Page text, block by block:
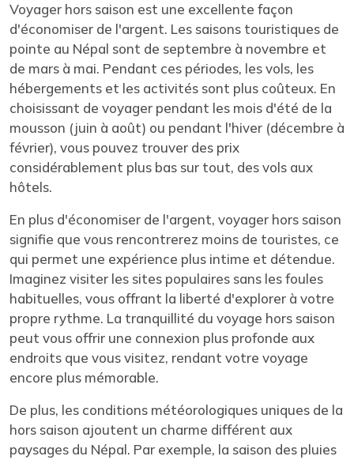
Voyager hors saison est une excellente façon
d'économiser de l'argent. Les saisons touristiques de
pointe au Népal sont de septembre à novembre et
de mars à mai. Pendant ces périodes, les vols, les
hébergements et les activités sont plus coûteux. En
choisissant de voyager pendant les mois d'été de la
mousson (juin à août) ou pendant l'hiver (décembre à
février), vous pouvez trouver des prix
considérablement plus bas sur tout, des vols aux
hôtels.
En plus d'économiser de l'argent, voyager hors saison
signifie que vous rencontrerez moins de touristes, ce
qui permet une expérience plus intime et détendue.
Imaginez visiter les sites populaires sans les foules
habituelles, vous offrant la liberté d'explorer à votre
propre rythme. La tranquillité du voyage hors saison
peut vous offrir une connexion plus profonde aux
endroits que vous visitez, rendant votre voyage
encore plus mémorable.
De plus, les conditions météorologiques uniques de la
hors saison ajoutent un charme différent aux
paysages du Népal. Par exemple, la saison des pluies